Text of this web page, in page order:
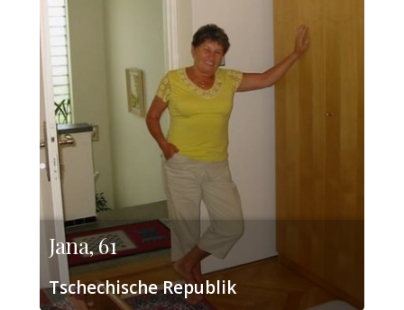
Jana, 61
Tschechische Republik